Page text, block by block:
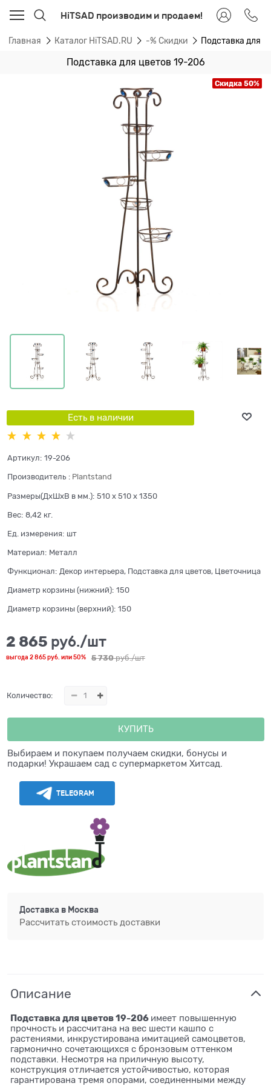
HiTSAD производим и продаем!
Главная Каталог HiTSAD.RU -% Скидки Подставка для
Подставка для цветов 19-206
Скидка 50%
Есть в наличии
Артикул: 19-206
Производитель : Plantstand
Размеры(ДхШхВ в мм.): 510 x 510 x 1350
Вес: 8,42 кг.
Ед. измерения: шт
Материал: Металл
Функционал: Декор интерьера, Подставка для цветов, Цветочница
Диаметр корзины (нижний): 150
Диаметр корзины (верхний): 150
5 730 руб./шт
2 865 руб./шт
выгода 2 865 руб. или50%
Количество:
КУПИТЬ
Выбираем и покупаем получаем скидки, бонусы и
подарки! Украшаем сад с супермаркетом Хитсад.
TELEGRAM
Доставка в Москва
Рассчитать стоимость доставки
Описание
Подставка для цветов 19-206 имеет повышенную
прочность и рассчитана на вес шести кашпо с
растениями, инкрустирована имитацией самоцветов,
гармонично сочетающихся с бронзовым оттенком
подставки. Несмотря на приличную высоту,
конструкция отличается устойчивостью, которая
гарантирована тремя опорами, соединенными между